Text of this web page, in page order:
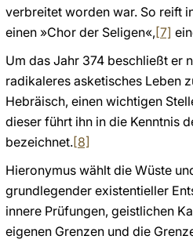
verbreitet worden war. So reift
einen »Chor der Seligen«, [7]
Um das Jahr 374 beschließt er
radikaleres asketisches Leben
Hebräisch, einen wichtigen
dieser führt ihn in die Kenntnis
bezeichnet.[8]
Hieronymus wählt die Wüste
grundlegender existentieller
innere Prüfungen, geistlichen
eigenen Grenzen und die